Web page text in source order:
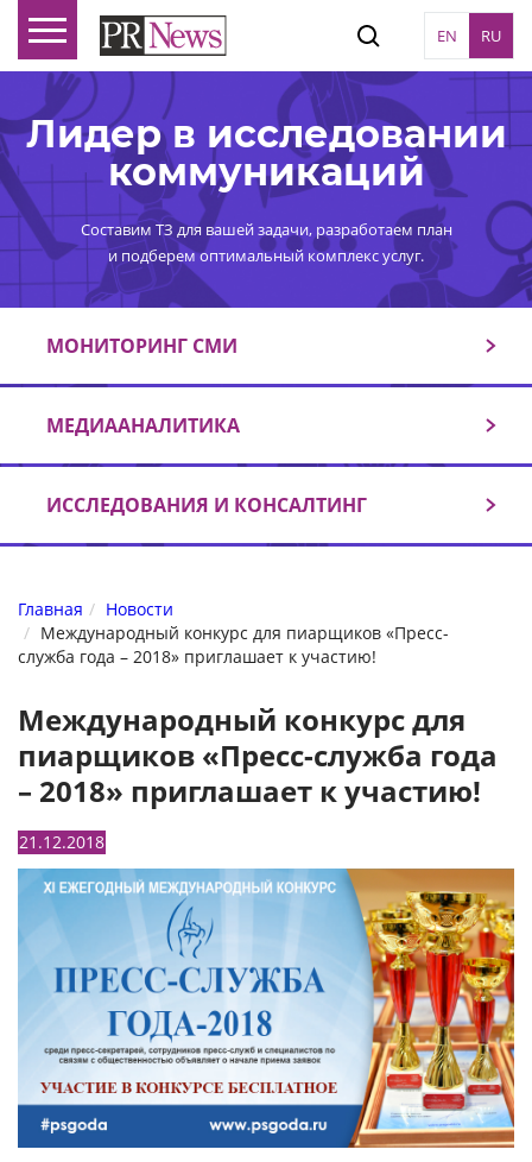
EN RU
Лидер в исследовании
коммуникаций
Составим ТЗ для вашей задачи, разработаем план
и подберем оптимальный комплекс услуг.
МОНИТОРИНГ СМИ
МЕДИААНАЛИТИКА
ИССЛЕДОВАНИЯ И КОНСАЛТИНГ
Главная
Новости
Международный конкурс для пиарщиков «Пресс-
служба года – 2018» приглашает к участию!
Международный конкурс для
пиарщиков «Пресс-служба года
– 2018» приглашает к участию!
21.12.2018